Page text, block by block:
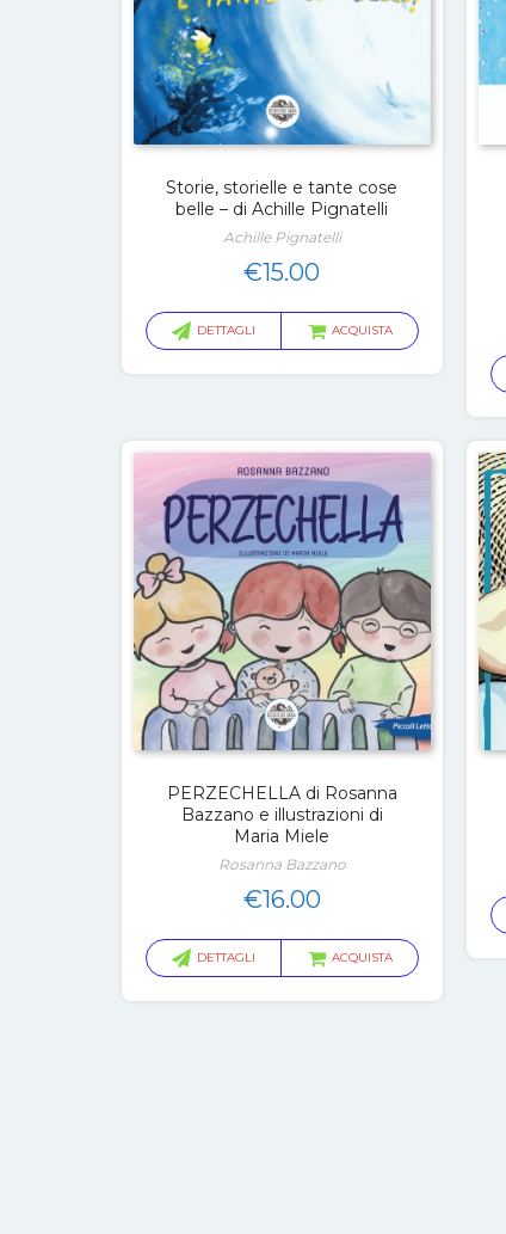
Storie, storielle e tante cose
belle – di Achille Pignatelli
Achille Pignatelli
€15.00
DETTAGLI ACQUISTA
PERZECHELLA di Rosanna
Bazzano e illustrazioni di
Maria Miele
Rosanna Bazzano
€16.00
DETTAGLI ACQUISTA